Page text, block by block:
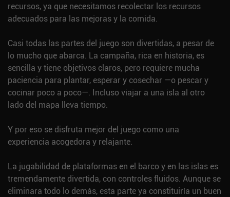
recursos, ya que necesitamos recolectar los recursos
adecuados para las mejoras y la comida.
Casi todas las partes del juego son divertidas, a pesar de
lo mucho que abarca. La campaña, rica en historia, es
sencilla y tiene objetivos claros, pero requiere mucha
paciencia para plantar, esperar y cosechar —o pescar y
cocinar poco a poco—. Incluso viajar a una isla al otro
lado del mapa lleva tiempo.
Y por eso se disfruta mejor del juego como una
experiencia acogedora y relajante.
La jugabilidad de plataformas en el barco y en las islas es
tremendamente divertida, con controles fluidos. Aunque se
eliminara todo lo demás, esta parte ya constituiría un buen